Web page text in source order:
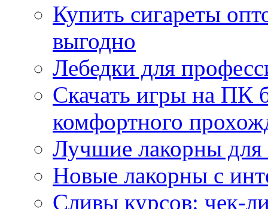
Купить сигареты
выгодно
Лебедки для
Скачать игры на ПК
комфортного
Лучшие лакорны для
Новые лакорны с
Сливы курсов: чек-